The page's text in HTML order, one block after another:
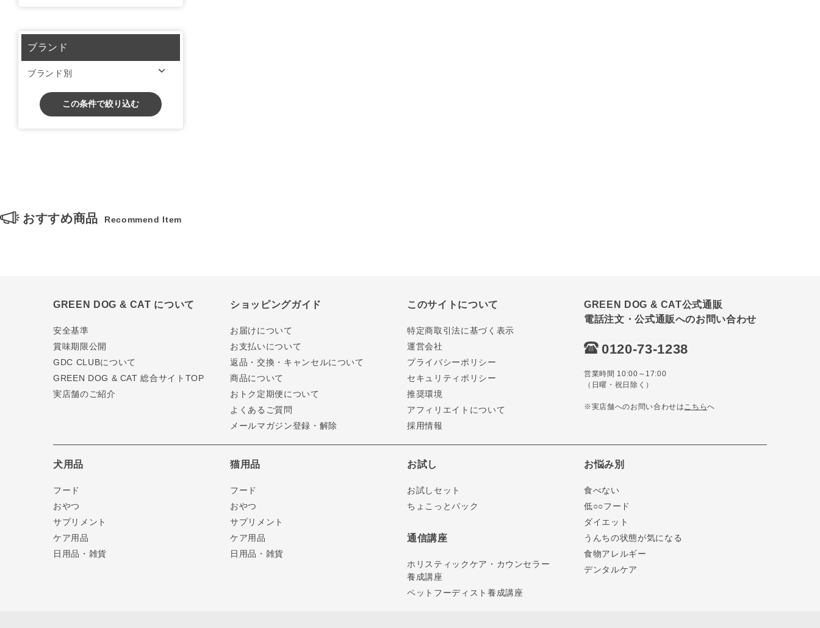
ブランド
ブランド別
この条件で絞り込む
おすすめ商品 Recommend Item
GREEN DOG & CAT について
安全基準
賞味期限公開
GDC CLUBについて
GREEN DOG & CAT 総合サイトTOP
実店舗のご紹介
ショッピングガイド
お届けについて
お支払いについて
返品・交換・キャンセルについて
商品について
おトク定期便について
よくあるご質問
メールマガジン登録・解除
このサイトについて
特定商取引法に基づく表示
運営会社
プライバシーポリシー
セキュリティポリシー
推奨環境
アフィリエイトについて
採用情報
GREEN DOG & CAT公式通販
電話注文・公式通販へのお問い合わせ
0120-73-1238
営業時間 10:00～17:00
（日曜・祝日除く）
※実店舗へのお問い合わせはこちらへ
犬用品
フード
おやつ
サプリメント
ケア用品
日用品・雑貨
猫用品
フード
おやつ
サプリメント
ケア用品
日用品・雑貨
お試し
お試しセット
ちょこっとパック
通信講座
ホリスティックケア・カウンセラー
養成講座
ペットフーディスト養成講座
お悩み別
食べない
低○○フード
ダイエット
うんちの状態が気になる
食物アレルギー
デンタルケア